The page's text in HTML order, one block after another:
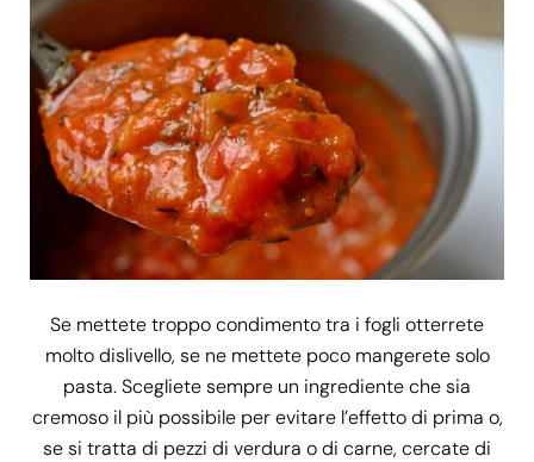
Se mettete troppo condimento tra i fogli otterrete
molto dislivello, se ne mettete poco mangerete solo
pasta. Scegliete sempre un ingrediente che sia
cremoso il più possibile per evitare l’effetto di prima o,
se si tratta di pezzi di verdura o di carne, cercate di